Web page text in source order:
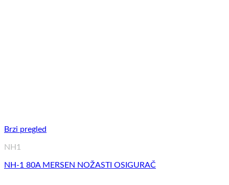
Brzi pregled
NH1
NH-1 80A MERSEN NOŽASTI OSIGURAČ